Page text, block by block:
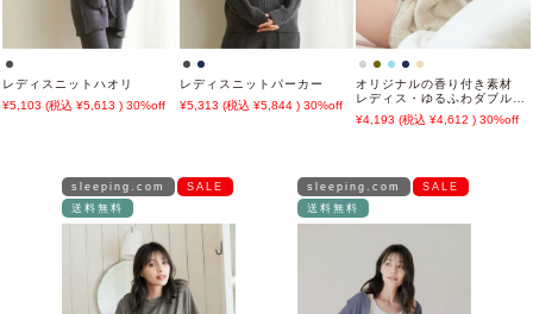
レディスニットハオリ
5,103
5,613 30%off
レディスニットパーカー
5,313
5,844 30%off
オリジナルの香り付き素材
レディス・ゆるふわダブルパ
イルカットソージップアップ
パーカー
4,193 4,612 30%off
sleeping.com
SALE
送料無料
sleeping.com
SALE
送料無料